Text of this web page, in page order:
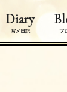
Diary
写メ日記 ブ